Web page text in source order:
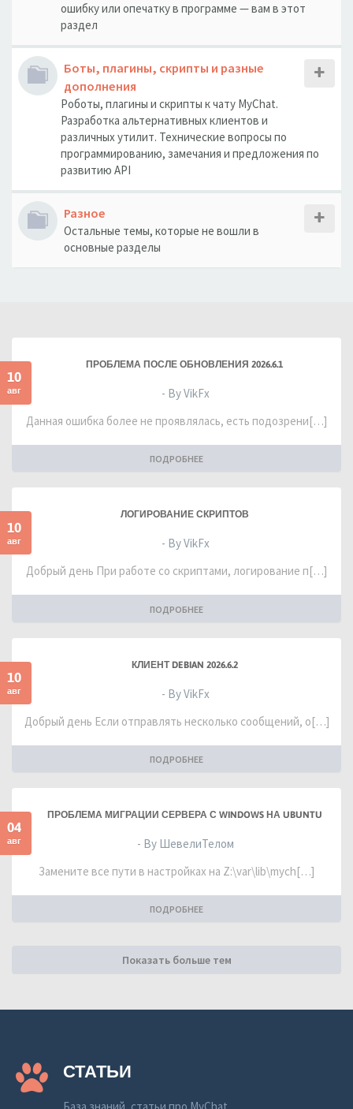
ошибку или опечатку в программе — вам в этот
раздел
Боты, плагины, скрипты и разные
дополнения
Роботы, плагины и скрипты к чату MyChat.
Разработка альтернативных клиентов и
различных утилит. Технические вопросы по
программированию, замечания и предложения по
развитию API
Разное
Остальные темы, которые не вошли в
основные разделы
10
авг
ПРОБЛЕМА ПОСЛЕ ОБНОВЛЕНИЯ 2026.6.1
- By VikFx
Данная ошибка более не проявлялась, есть подозрени[…]
ПОДРОБНЕЕ
10
авг
ЛОГИРОВАНИЕ СКРИПТОВ
- By VikFx
Добрый день При работе со скриптами, логирование п[…]
ПОДРОБНЕЕ
10
авг
КЛИЕНТ DEBIAN 2026.6.2
- By VikFx
Добрый день Если отправлять несколько сообщений, о[…]
ПОДРОБНЕЕ
04
авг
ПРОБЛЕМА МИГРАЦИИ СЕРВЕРА С WINDOWS НА UBUNTU
- By ШевелиТелом
Замените все пути в настройках на Z:\var\lib\mych[…]
ПОДРОБНЕЕ
Показать больше тем
СТАТЬИ